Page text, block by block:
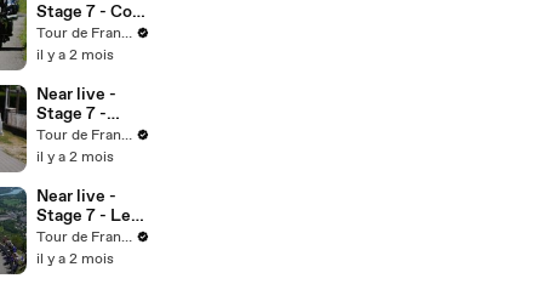
Stage 7 - Col
de
Richemond
Tour de France™
il y a 2 mois
Near live -
Stage 7 -
Sprint
intéremédiair
Tour de France™
il y a 2 mois
Near live -
Stage 7 - Les
lacets du
Grand
Tour de France™
il y a 2 mois